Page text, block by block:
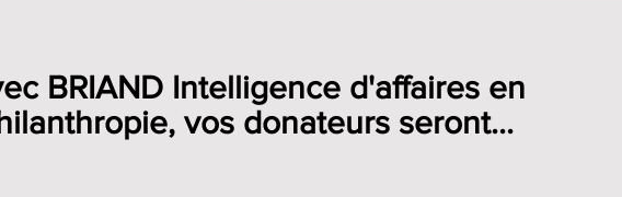
BRIAND Intelligence d'affaires en
vos donateurs seront...